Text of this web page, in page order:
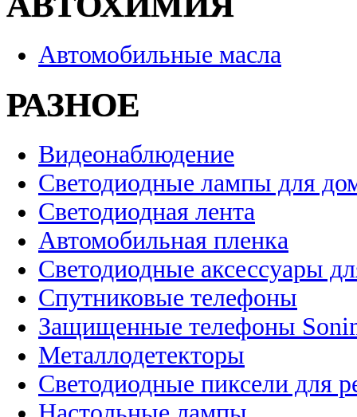
Автомобильные масла
РАЗНОЕ
Видеонаблюдение
Светодиодные лампы для
Светодиодная лента
Автомобильная пленка
Светодиодные аксессуары
Спутниковые телефоны
Защищенные телефоны
Металлодетекторы
Светодиодные пиксели для